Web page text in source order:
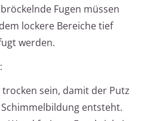
Fugen müssen
lockere Bereiche tief
werden.
sein, damit der Putz
entsteht.